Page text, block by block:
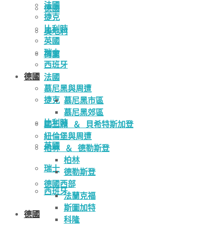
德國
奧地利
荷蘭
法國
捷克
比利時
英國
瑞士
西班牙
德國
法國
捷克
比利時
英國
瑞士
西班牙
德國
慕尼黑與周遭
慕尼黑市區
慕尼黑郊區
國王湖 ＆ 貝希特斯加登
紐倫堡與周遭
柏林 ＆ 德勒斯登
柏林
德勒斯登
德國西部
法蘭克福
斯圖加特
科隆